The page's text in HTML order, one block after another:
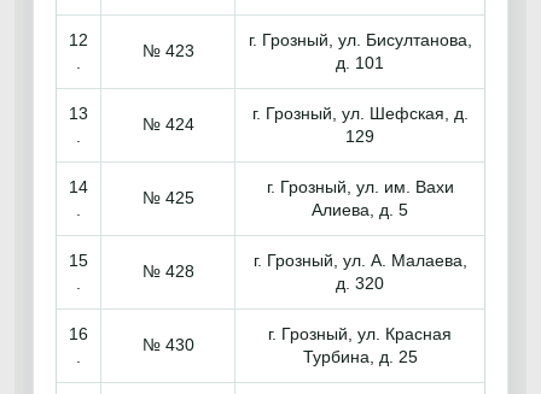
12
№ 423
г. Грозный, ул. Бисултанова,
д. 101
13
№ 424
г. Грозный, ул. Шефская, д.
129
14
№ 425
г. Грозный, ул. им. Вахи
Алиева, д. 5
15
№ 428
г. Грозный, ул. А. Малаева,
д. 320
16
№ 430
г. Грозный, ул. Красная
Турбина, д. 25